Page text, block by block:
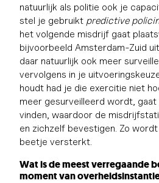
natuurlijk als politie ook je
stel je gebruikt predictive
het volgende misdrijf gaat
bijvoorbeeld Amsterdam-Zuid
daar natuurlijk ook meer
vervolgens in je
houdt had je die exercitie niet
meer gesurveilleerd wordt,
vinden, waardoor de
en zichzelf bevestigen. Zo
beetje versterkt.
Wat is de meest verregaande
moment van